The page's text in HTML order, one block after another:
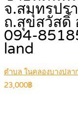
จ.สมุทรปร
ถ.สุขสวัสดิ์
094-
land
ตำบล ในคลองบางปลา
23,000฿